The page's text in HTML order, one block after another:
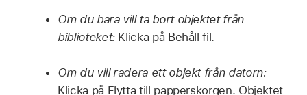
Om du bara vill ta bort objektet från
biblioteket:Klicka på Behåll fil.
Om du vill radera ett objekt från datorn:
Klicka på Flytta till papperskorgen. Objektet